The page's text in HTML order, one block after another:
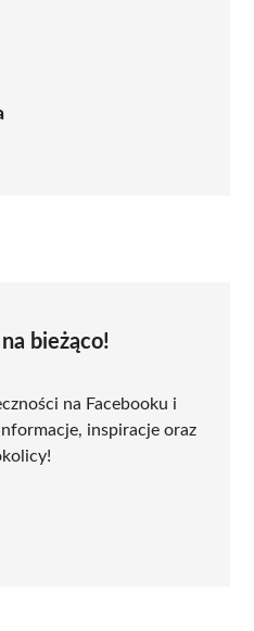
bieżąco!
na Facebooku i
inspiracje oraz